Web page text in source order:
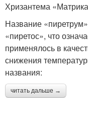
Хризантема
Название
«пиретос», что
применялось в
снижения
названия:
читать дальше →